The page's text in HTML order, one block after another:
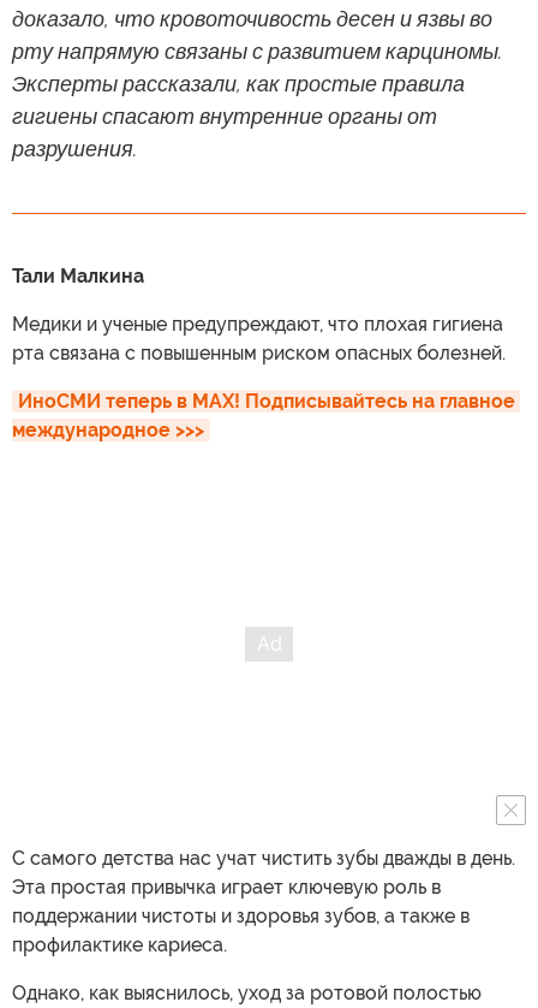
доказало, что кровоточивость десен и язвы во
рту напрямую связаны с развитием карциномы.
Эксперты рассказали, как простые правила
гигиены спасают внутренние органы от
разрушения.
Тали Малкина
Медики и ученые предупреждают, что плохая гигиена
рта связана с повышенным риском опасных болезней.
ИноСМИ теперь в MAX! Подписывайтесь на главное
международное >>>
С самого детства нас учат чистить зубы дважды в день.
Эта простая привычка играет ключевую роль в
поддержании чистоты и здоровья зубов, а также в
профилактике кариеса.
Однако, как выяснилось, уход за ротовой полостью